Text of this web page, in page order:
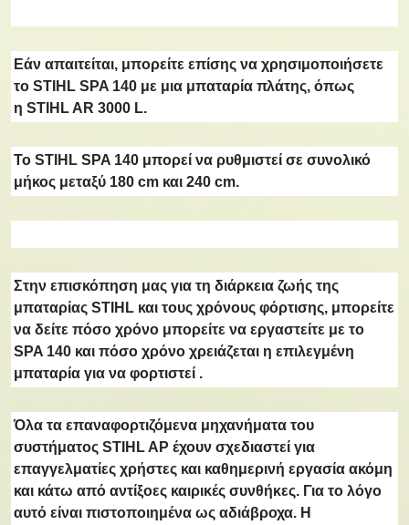
Εάν απαιτείται, μπορείτε επίσης να χρησιμοποιήσετε
το STIHL SPA 140 με μια μπαταρία πλάτης, όπως
η STIHL AR 3000 L.
Το STIHL SPA 140 μπορεί να ρυθμιστεί σε συνολικό
μήκος μεταξύ 180 cm και 240 cm.
Στην επισκόπηση μας για τη διάρκεια ζωής της
μπαταρίας STIHL και τους χρόνους φόρτισης, μπορείτε
να δείτε πόσο χρόνο μπορείτε να εργαστείτε με το
SPA 140 και πόσο χρόνο χρειάζεται η επιλεγμένη
μπαταρία για να φορτιστεί .
Όλα τα επαναφορτιζόμενα μηχανήματα του
συστήματος STIHL AP έχουν σχεδιαστεί για
επαγγελματίες χρήστες και καθημερινή εργασία ακόμη
και κάτω από αντίξοες καιρικές συνθήκες. Για το λόγο
αυτό είναι πιστοποιημένα ως αδιάβροχα. Η